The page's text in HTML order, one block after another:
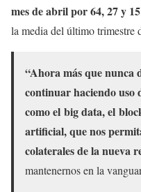
mes de abril por 64, 27 y 15
la media del último trimestre
“Ahora más que nunca
continuar haciendo uso
como el big data, el
artificial, que nos
colaterales de la nueva
mantenernos en la